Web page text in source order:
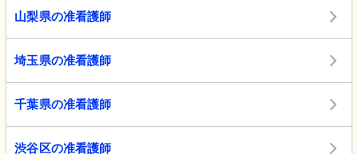
山梨県の准看護師
埼玉県の准看護師
千葉県の准看護師
渋谷区の准看護師